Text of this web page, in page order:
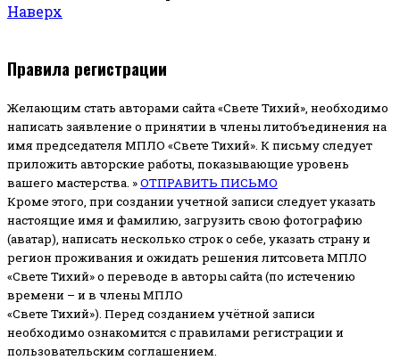
Наверх
Правила регистрации
Желающим стать авторами сайта «Свете Тихий», необходимо
написать заявление о принятии в члены литобъединения на
имя председателя МПЛО «Свете Тихий». К письму следует
приложить авторские работы, показывающие уровень
вашего мастерства. »ОТПРАВИТЬ ПИСЬМО
Кроме этого, при создании учетной записи следует указать
настоящие имя и фамилию, загрузить свою фотографию
(аватар), написать несколько строк о себе, указать страну и
регион проживания и ожидать решения литсовета МПЛО
«Свете Тихий» о переводе в авторы сайта (по истечению
времени – и в члены МПЛО
«Свете Тихий»). Перед созданием учётной записи
необходимо ознакомится с правилами регистрации и
пользовательским соглашением.